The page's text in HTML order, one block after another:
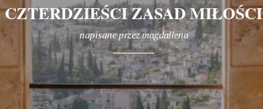
CZTERDZIEŚCI ZASAD MIŁOŚCI
napisane przezmagdallena